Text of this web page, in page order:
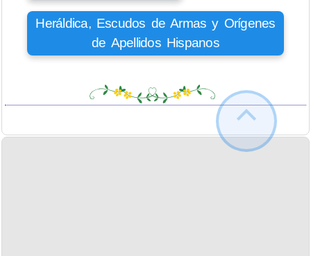
Heráldica, Escudos de Armas y Orígenes
de Apellidos Hispanos